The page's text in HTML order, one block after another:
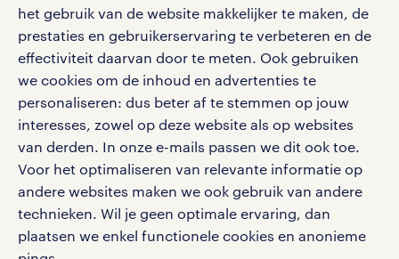
het gebruik van de website makkelijker te maken, de
prestaties en gebruikerservaring te verbeteren en de
effectiviteit daarvan door te meten. Ook gebruiken
we cookies om de inhoud en advertenties te
personaliseren: dus beter af te stemmen op jouw
interesses, zowel op deze website als op websites
van derden. In onze e-mails passen we dit ook toe.
Voor het optimaliseren van relevante informatie op
andere websites maken we ook gebruik van andere
technieken. Wil je geen optimale ervaring, dan
plaatsen we enkel functionele cookies en anonieme
Volg ons voor de leukste content omtrent
vacatures, solliciteren en inspiratie.
werken bij randstad
gebruikersvoorwaarden
privacystatement
cookies
disclaimer